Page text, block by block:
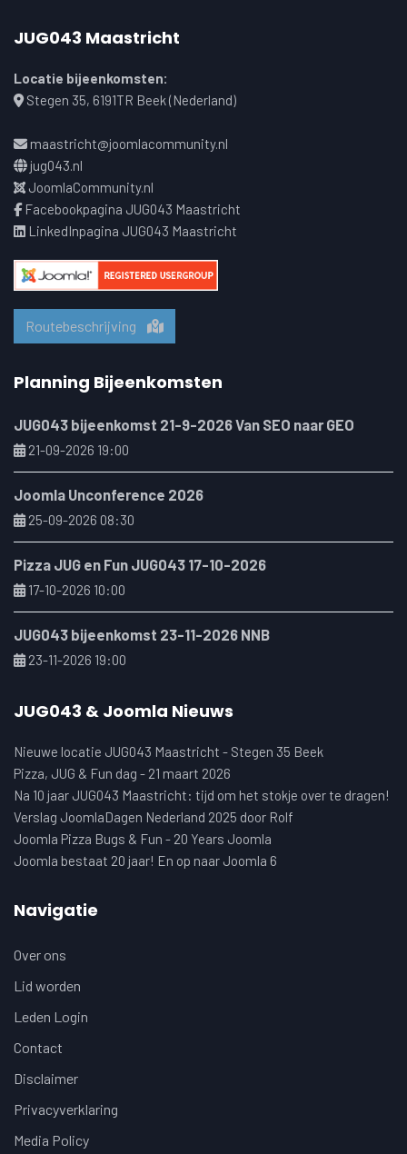
JUG043 Maastricht
Locatie bijeenkomsten:
Stegen 35, 6191TR Beek (Nederland)
maastricht@joomlacommunity.nl
jug043.nl
JoomlaCommunity.nl
Facebookpagina JUG043 Maastricht
LinkedInpagina JUG043 Maastricht
Routebeschrijving
Planning Bijeenkomsten
JUG043 bijeenkomst 21-9-2026 Van SEO naar GEO
21-09-2026 19:00
Joomla Unconference 2026
25-09-2026 08:30
Pizza JUG en Fun JUG043 17-10-2026
17-10-2026 10:00
JUG043 bijeenkomst 23-11-2026 NNB
23-11-2026 19:00
JUG043 & Joomla Nieuws
Nieuwe locatie JUG043 Maastricht - Stegen 35 Beek
Pizza, JUG & Fun dag - 21 maart 2026
Na 10 jaar JUG043 Maastricht: tijd om het stokje over te dragen!
Verslag JoomlaDagen Nederland 2025 door Rolf
Joomla Pizza Bugs & Fun - 20 Years Joomla
Joomla bestaat 20 jaar! En op naar Joomla 6
Navigatie
Over ons
Lid worden
Leden Login
Contact
Disclaimer
Privacyverklaring
Media Policy